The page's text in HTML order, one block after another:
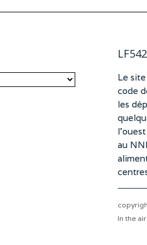
Le
code
les
au
In the